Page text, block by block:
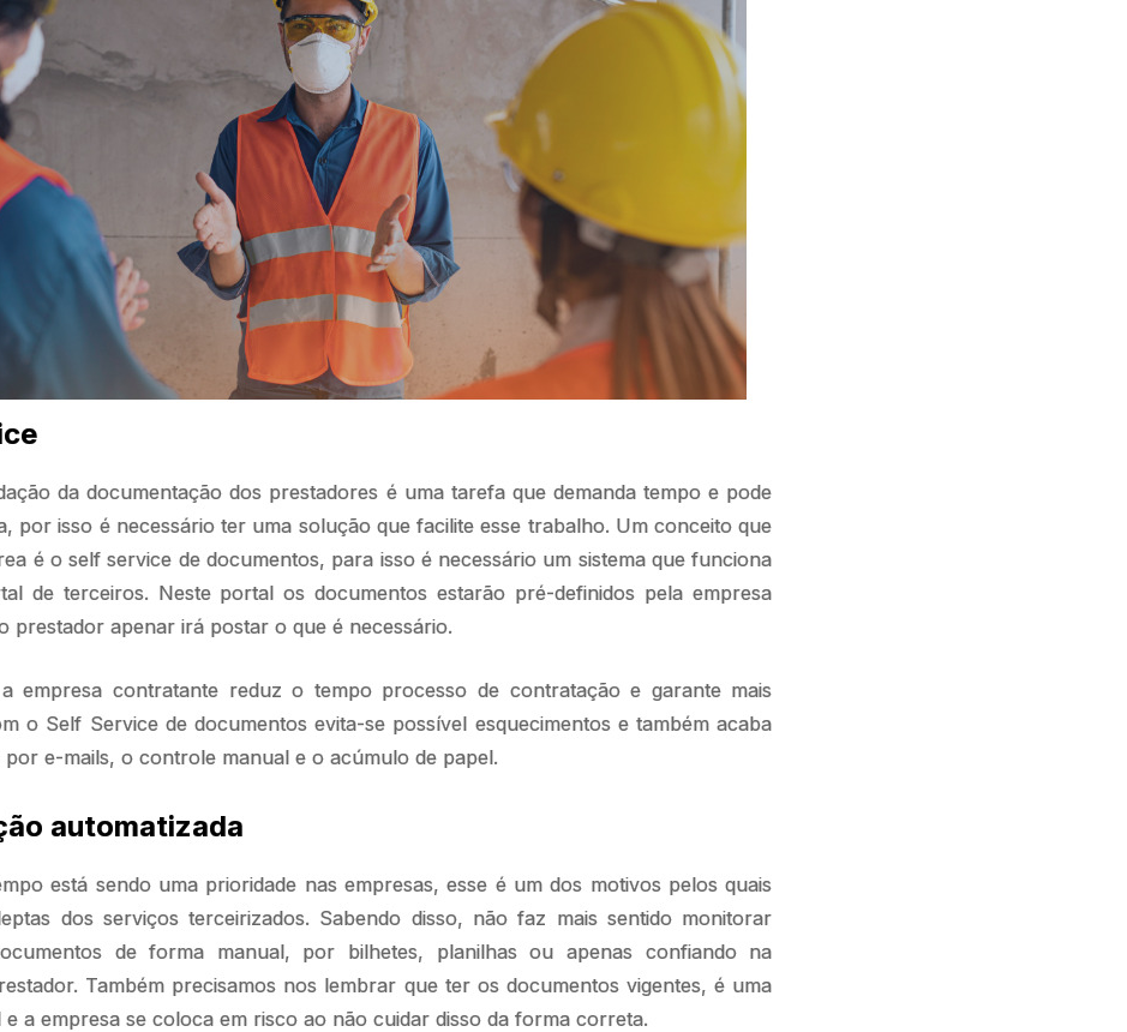
da documentação dos prestadores é uma tarefa que demanda tempo e pode
por isso é necessário ter uma solução que facilite esse trabalho. Um conceito que
é o self service de documentos, para isso é necessário um sistema que funciona
de terceiros. Neste portal os documentos estarão pré-definidos pela empresa
prestador apenar irá postar o que é necessário.
empresa contratante reduz o tempo processo de contratação e garante mais
o Self Service de documentos evita-se possível esquecimentos e também acaba
por e-mails, o controle manual e o acúmulo de papel.
automatizada
está sendo uma prioridade nas empresas, esse é um dos motivos pelos quais
dos serviços terceirizados. Sabendo disso, não faz mais sentido monitorar
de forma manual, por bilhetes, planilhas ou apenas confiando na
Também precisamos nos lembrar que ter os documentos vigentes, é uma
e a empresa se coloca em risco ao não cuidar disso da forma correta.